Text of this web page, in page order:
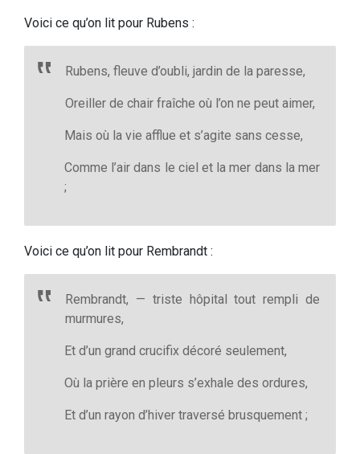
Voici ce qu’on lit pour Rubens :
Rubens, fleuve d’oubli, jardin de la paresse,
Oreiller de chair fraîche où l’on ne peut aimer,
Mais où la vie afflue et s’agite sans cesse,
Comme l’air dans le ciel et la mer dans la mer
;
Voici ce qu’on lit pour Rembrandt :
Rembrandt, — triste hôpital tout rempli de
murmures,
Et d’un grand crucifix décoré seulement,
Où la prière en pleurs s’exhale des ordures,
Et d’un rayon d’hiver traversé brusquement ;